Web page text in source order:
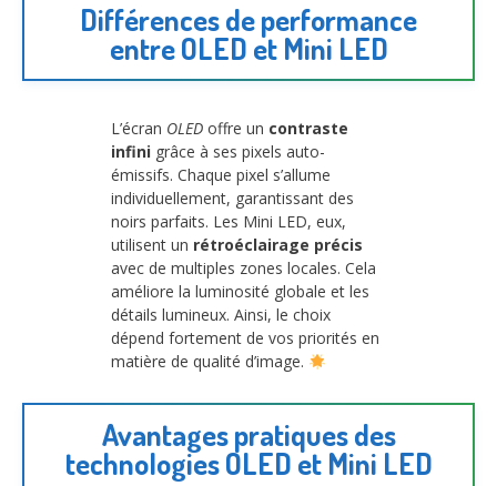
Différences de performance
entre OLED et Mini LED
L’écran OLED offre un contraste
infini grâce à ses pixels auto-
émissifs. Chaque pixel s’allume
individuellement, garantissant des
noirs parfaits. Les Mini LED, eux,
utilisent un rétroéclairage précis
avec de multiples zones locales. Cela
améliore la luminosité globale et les
détails lumineux. Ainsi, le choix
dépend fortement de vos priorités en
matière de qualité d’image.
Avantages pratiques des
technologies OLED et Mini LED